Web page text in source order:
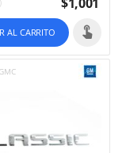
AL CARRITO